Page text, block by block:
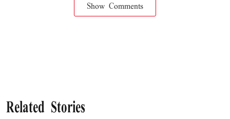
Show Comments
Related Stories